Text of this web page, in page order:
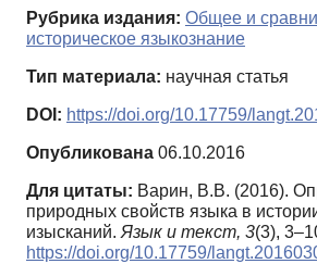
Рубрика издания: Общее и
историческое языкознание
Тип материала: научная статья
DOI: https://doi.org/10.17759/
Опубликована 06.10.2016
Для цитаты: Варин, В.В. (2016).
природных свойств языка в
изысканий. Язык и текст, 3(3),
https://doi.org/10.17759/